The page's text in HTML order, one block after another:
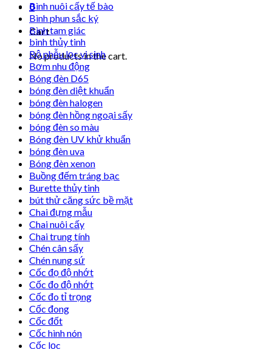
0
Cart
No products in the cart.
Bình nuôi cấy tế bào
Bình phun sắc ký
Bình tam giác
bình thủy tinh
Bộ phễu lọc vi sinh
Bơm nhu động
Bóng đèn D65
bóng đèn diệt khuẩn
bóng đèn halogen
bóng đèn hồng ngoại sấy
bóng đèn so màu
Bóng đèn UV khử khuẩn
bóng đèn uva
Bóng đèn xenon
Buồng đếm tráng bạc
Burette thủy tinh
bút thử căng sức bề mặt
Chai đựng mẫu
Chai nuôi cấy
Chai trung tính
Chén cân sấy
Chén nung sứ
Cốc đọ độ nhớt
Cốc đo độ nhớt
Cốc đo tỉ trọng
Cốc đong
Cốc đốt
Cốc hình nón
Cốc lọc